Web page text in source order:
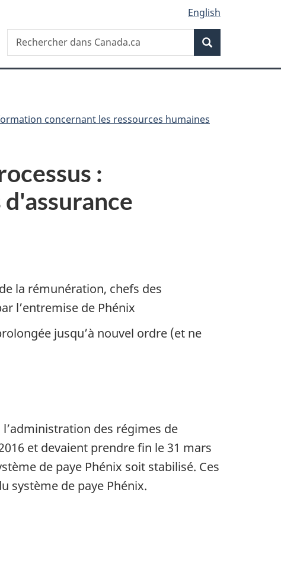
English
Recherche
Rechercher
dans
concernant les ressources humaines
:
la rémunération, chefs des
l’entremise de Phénix
jusqu’à nouvel ordre (et ne
des régimes de
et devaient prendre fin le 31 mars
de paye Phénix soit stabilisé. Ces
système de paye Phénix.